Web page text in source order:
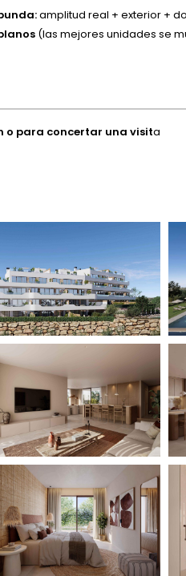
amplitud real + exterior +
(las mejores unidades se
para concertar una visita